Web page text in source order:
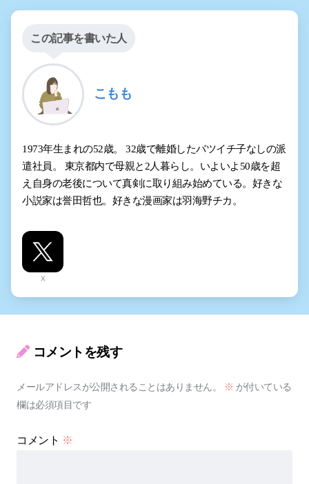
この記事を書いた人
こもも
1973年生まれの52歳。 32歳で離婚したバツイチ子なしの派
遣社員。 東京都内で母親と2人暮らし。いよいよ50歳を超
え自身の老後について真剣に取り組み始めている。好きな
小説家は誉田哲也。好きな漫画家は羽海野チカ。
X
コメントを残す
メールアドレスが公開されることはありません。 ※ が付いている
欄は必須項目です
コメント ※